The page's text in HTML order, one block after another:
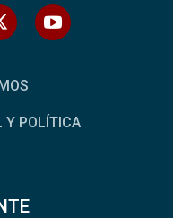
Y POLÍTICA